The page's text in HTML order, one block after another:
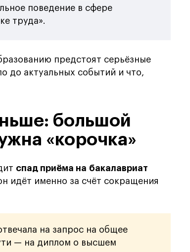
поведение в сфере
труда».
предстоят серьёзные
до актуальных событий и что,
большой
«корочка»
спад приёма на бакалавриат
идёт именно за счёт сокращения
на запрос на общее
— на диплом о высшем